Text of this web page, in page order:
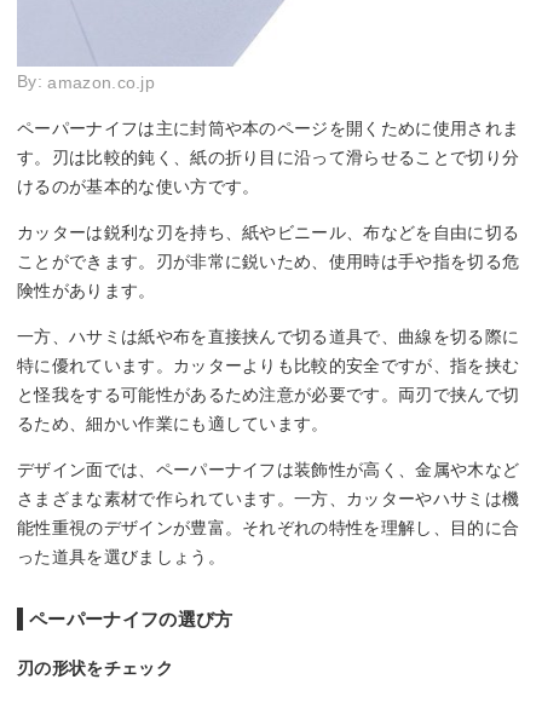
By:amazon.co.jp
ペーパーナイフは主に封筒や本のページを開くために使用されま
す。刃は比較的鈍く、紙の折り目に沿って滑らせることで切り分
けるのが基本的な使い方です。
カッターは鋭利な刃を持ち、紙やビニール、布などを自由に切る
ことができます。刃が非常に鋭いため、使用時は手や指を切る危
険性があります。
一方、ハサミは紙や布を直接挟んで切る道具で、曲線を切る際に
特に優れています。カッターよりも比較的安全ですが、指を挟む
と怪我をする可能性があるため注意が必要です。両刃で挟んで切
るため、細かい作業にも適しています。
デザイン面では、ペーパーナイフは装飾性が高く、金属や木など
さまざまな素材で作られています。一方、カッターやハサミは機
能性重視のデザインが豊富。それぞれの特性を理解し、目的に合
った道具を選びましょう。
ペーパーナイフの選び方
刃の形状をチェック